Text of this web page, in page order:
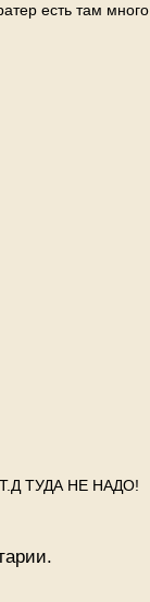
есть там много
Т.Д ТУДА НЕ НАДО!